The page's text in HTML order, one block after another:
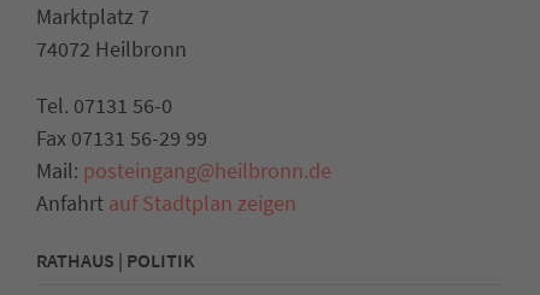
Marktplatz 7
74072 Heilbronn
Tel. 07131 56-0
Fax 07131 56-29 99
Mail: posteingang@heilbronn.de
Anfahrt auf Stadtplan zeigen
RATHAUS | POLITIK